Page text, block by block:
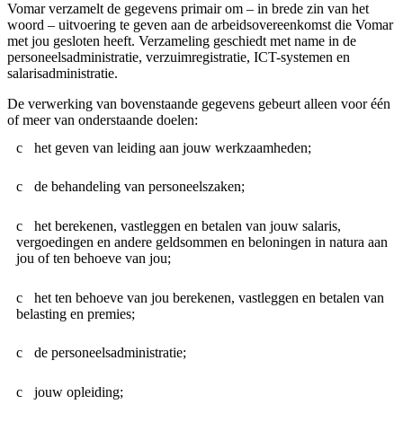
Vomar verzamelt de gegevens primair om – in brede zin van het
woord – uitvoering te geven aan de arbeidsovereenkomst die Vomar
met jou gesloten heeft. Verzameling geschiedt met name in de
personeelsadministratie, verzuimregistratie, ICT-systemen en
salarisadministratie.
De verwerking van bovenstaande gegevens gebeurt alleen voor één
of meer van onderstaande doelen:
het geven van leiding aan jouw werkzaamheden;
de behandeling van personeelszaken;
het berekenen, vastleggen en betalen van jouw salaris,
vergoedingen en andere geldsommen en beloningen in natura aan
jou of ten behoeve van jou;
het ten behoeve van jou berekenen, vastleggen en betalen van
belasting en premies;
de personeelsadministratie;
jouw opleiding;